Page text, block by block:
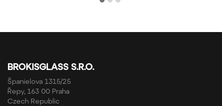
BROKISGLASS S.R.O.
Španielova 1315/25
Řepy, 163 00 Praha
Czech Republic